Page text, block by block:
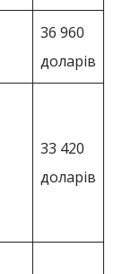
36 960
доларів
33 420
доларів